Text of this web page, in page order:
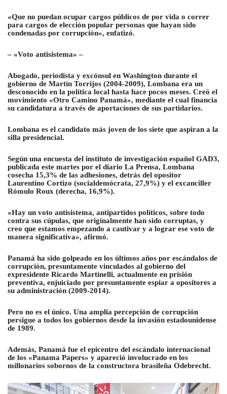
«Que no puedan ocupar cargos públicos de por vida o correr
para cargos de elección popular personas que hayan sido
condenadas por corrupción», enfatizó.
– «Voto antisistema» –
Abogado, periodista y excónsul en Washington durante el
gobierno de Martín Torrijos (2004-2009), Lombana era un
desconocido en la política local hasta hace pocos meses. Creó el
movimiento «Otro Camino Panamá», mediante el cual financia
su candidatura a través de aportaciones de sus partidarios.
Lombana es el candidato más joven de los siete que aspiran a la
silla presidencial.
Según una encuesta del instituto de investigación español GAD3,
publicada este martes por el diario La Prensa, Lombana
cosecha 15,3% de las adhesiones, detrás del opositor
Laurentino Cortizo (socialdemócrata, 27,9%) y el excanciller
Rómulo Roux (derecha, 16,9%).
«Hay un voto antisistema, antipartidos políticos, sobre todo
contra sus cúpulas, que originalmente han sido corruptas, y
creo que estamos empezando a cautivar y a lograr ese voto de
manera significativa», afirmó.
Panamá ha sido golpeado en los últimos años por escándalos de
corrupción, presuntamente vinculados al gobierno del
expresidente Ricardo Martinelli, actualmente en prisión
preventiva, enjuiciado por presuntamente espiar a opositores a
su administración (2009-2014).
Pero no es el único. Una amplia percepción de corrupción
persigue a todos los gobiernos desde la invasión estadounidense
de 1989.
Además, Panamá fue el epicentro del escándalo internacional
de los «Panama Papers» y apareció involucrado en los
millonarios sobornos de la constructora brasileña Odebrecht.